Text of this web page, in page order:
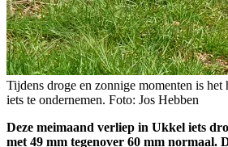
Tijdens droge en zonnige momenten is
iets te ondernemen. Foto: Jos Hebben
Deze meimaand verliep in Ukkel iets
met 49 mm tegenover 60 mm normaal.